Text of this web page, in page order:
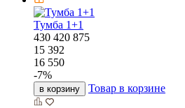
Тумба 1+1
430 420 875
15 392
16 550
-7%
в корзину Товар в корзине